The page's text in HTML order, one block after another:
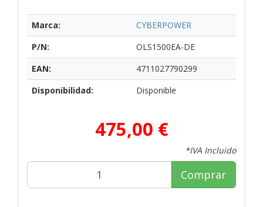
Marca:
CYBERPOWER
P/N:
OLS1500EA-DE
EAN:
4711027790299
Disponibilidad:
Disponible
475,00 €
*IVA Incluido
Comprar